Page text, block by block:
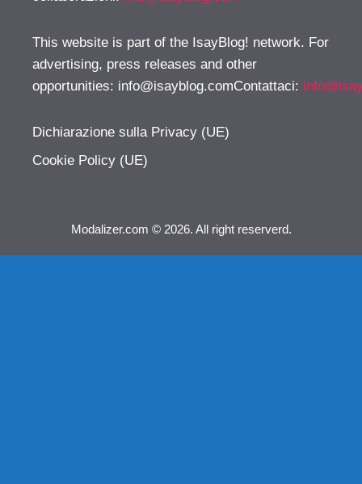
This website is part of the IsayBlog! network. For
advertising, press releases and other
opportunities: info@isayblog.comContattaci:
Dichiarazione sulla Privacy (UE)
Cookie Policy (UE)
Modalizer.com © 2026. All right reserverd.